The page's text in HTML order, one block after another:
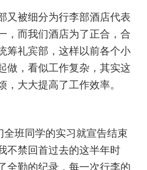
被细分为行李部酒店代表
，而我们酒店为了正合，合
筹礼宾部，这样以前各个小
做，看似工作复杂，其实这
，大大提高了工作效率。
班同学的实习就宣告结束
不禁回首过去的这半年时
全勤的纪录，每一次行李的